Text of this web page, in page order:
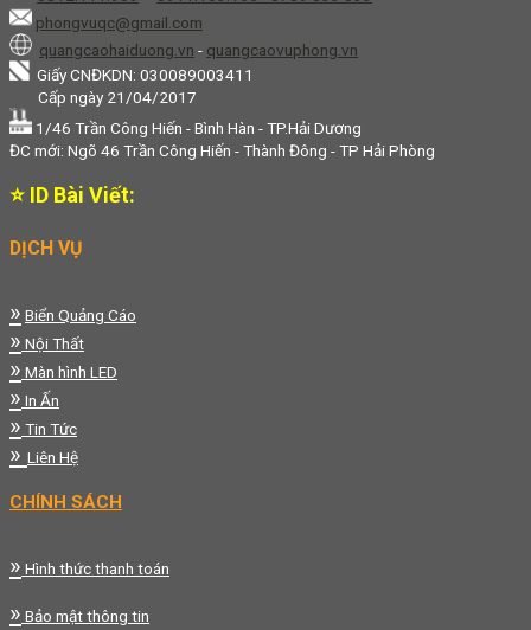
phongvuqc@gmail.com
quangcaohaiduong.vn - quangcaovuphong.vn
Giấy CNĐKDN: 030089003411
Cấp ngày 21/04/2017
1/46 Trần Công Hiến - Bình Hàn - TP.Hải Dương
ĐC mới: Ngõ 46 Trần Công Hiến - Thành Đông - TP Hải Phòng
⭐ ID Bài Viết:
DỊCH VỤ
» Biển Quảng Cáo
» Nội Thất
» Màn hình LED
» In Ấn
» Tin Tức
» Liên Hệ
CHÍNH SÁCH
» Hình thức thanh toán
» Bảo mật thông tin